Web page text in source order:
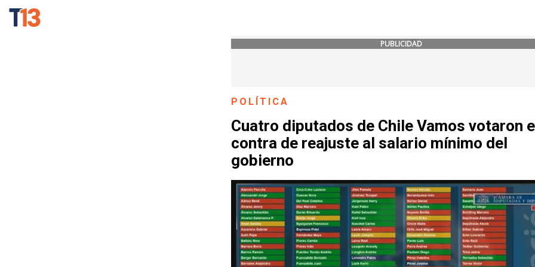
PUBLICIDAD
POLÍTICA
Cuatro diputados de Chile Vamos votaron
contra de reajuste al salario mínimo del
gobierno